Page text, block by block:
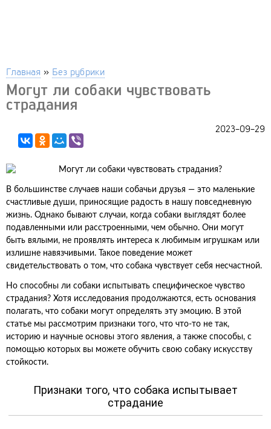
Главная » Без рубрики
Могут ли собаки чувствовать
страдания
2023-09-29
В большинстве случаев наши собачьи друзья — это маленькие
счастливые души, приносящие радость в нашу повседневную
жизнь. Однако бывают случаи, когда собаки выглядят более
подавленными или расстроенными, чем обычно. Они могут
быть вялыми, не проявлять интереса к любимым игрушкам или
излишне навязчивыми. Такое поведение может
свидетельствовать о том, что собака чувствует себя несчастной.
Но способны ли собаки испытывать специфическое чувство
страдания? Хотя исследования продолжаются, есть основания
полагать, что собаки могут определять эту эмоцию. В этой
статье мы рассмотрим признаки того, что что-то не так,
историю и научные основы этого явления, а также способы, с
помощью которых вы можете обучить свою собаку искусству
стойкости.
Признаки того, что собака испытывает
страдание